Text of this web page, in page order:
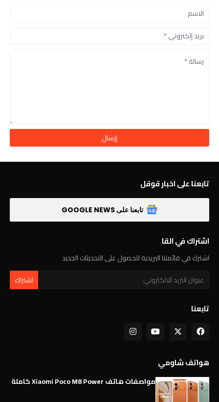
تابعنا على اخبار قوقل
تابعنا على GOOGLE NEWS
اشتراك في القا
اشترك في قائمتنا البريدية للحصول على التحديثات الجديد
تابعنا
هواتف شاومي
مواصفات هاتف Xiaomi Poco M8 Power كاملة